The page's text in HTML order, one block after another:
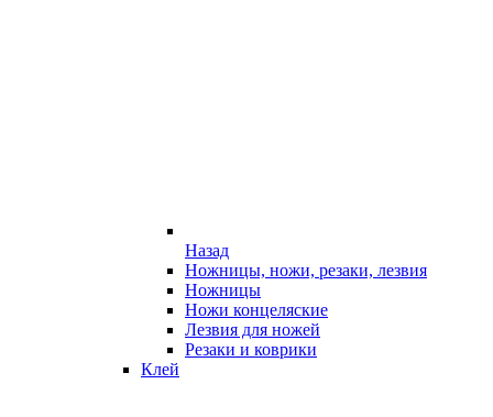
Назад
Ножницы, ножи, резаки, лезвия
Ножницы
Ножи концеляские
Лезвия для ножей
Резаки и коврики
Клей